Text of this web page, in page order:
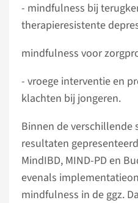
- mindfulness bij
therapieresistente
mindfulness voor
- vroege interventie en
klachten bij jongeren.
Binnen de verschillende
resultaten
MindIBD, MIND-PD en
evenals
mindfulness in de ggz.